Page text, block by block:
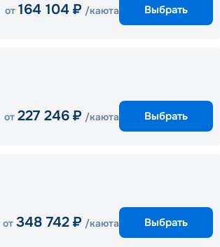
от 164 104 ₽ /каюта Выбрать
от 227 246 ₽ /каюта Выбрать
от 348 742 ₽ /каюта Выбрать